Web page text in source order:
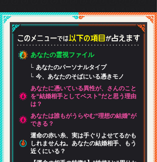
あなたの霊視ファイル
あなたのパーソナルタイプ
今、あなたのそばにいる憑きモノ
あなたに憑いている異性が、さんのこと
を“結婚相手としてベスト”だと思う理由
は？
あなたは誰もがうらやむ“理想の結婚”が
できる？
運命の赤い糸、実は手ぐりよせてるかも
しれませんね。あなたの結婚相手、もう
近くにいる？